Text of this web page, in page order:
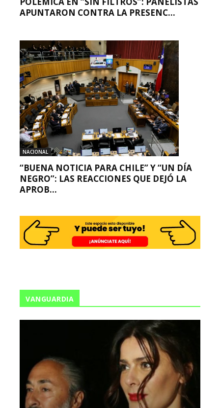
APUNTARON CONTRA LA PRESENC...
NACIONAL
“BUENA NOTICIA PARA CHILE” Y “UN DÍA
NEGRO”: LAS REACCIONES QUE DEJÓ LA
APROB...
VANGUARDIA